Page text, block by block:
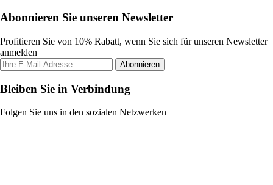
Abonnieren Sie unseren Newsletter
Profitieren Sie von 10% Rabatt, wenn Sie sich für unseren Newsletter
anmelden
Abonnieren
Bleiben Sie in Verbindung
Folgen Sie uns in den sozialen Netzwerken